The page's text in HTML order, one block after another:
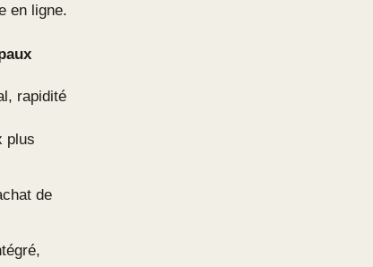
en ligne.
rapidité
plus
de